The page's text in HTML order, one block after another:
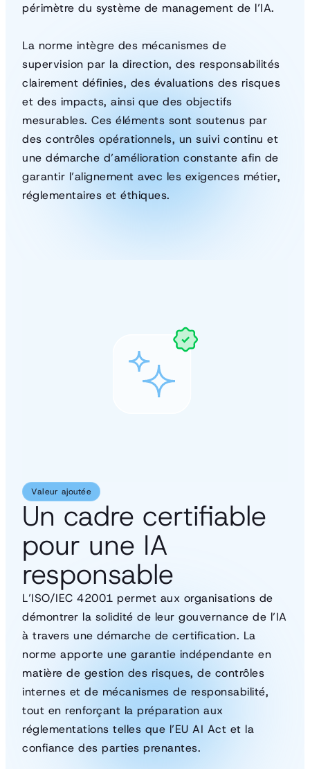
périmètre du système de management de l’IA.
La norme intègre des mécanismes de
supervision par la direction, des responsabilités
clairement définies, des évaluations des risques
et des impacts, ainsi que des objectifs
mesurables. Ces éléments sont soutenus par
des contrôles opérationnels, un suivi continu et
une démarche d’amélioration constante afin de
garantir l’alignement avec les exigences métier,
réglementaires et éthiques.
Valeur ajoutée
Un cadre certifiable
pour une IA
responsable
L’ISO/IEC 42001 permet aux organisations de
démontrer la solidité de leur gouvernance de l’IA
à travers une démarche de certification. La
norme apporte une garantie indépendante en
matière de gestion des risques, de contrôles
internes et de mécanismes de responsabilité,
tout en renforçant la préparation aux
réglementations telles que l’EU AI Act et la
confiance des parties prenantes.